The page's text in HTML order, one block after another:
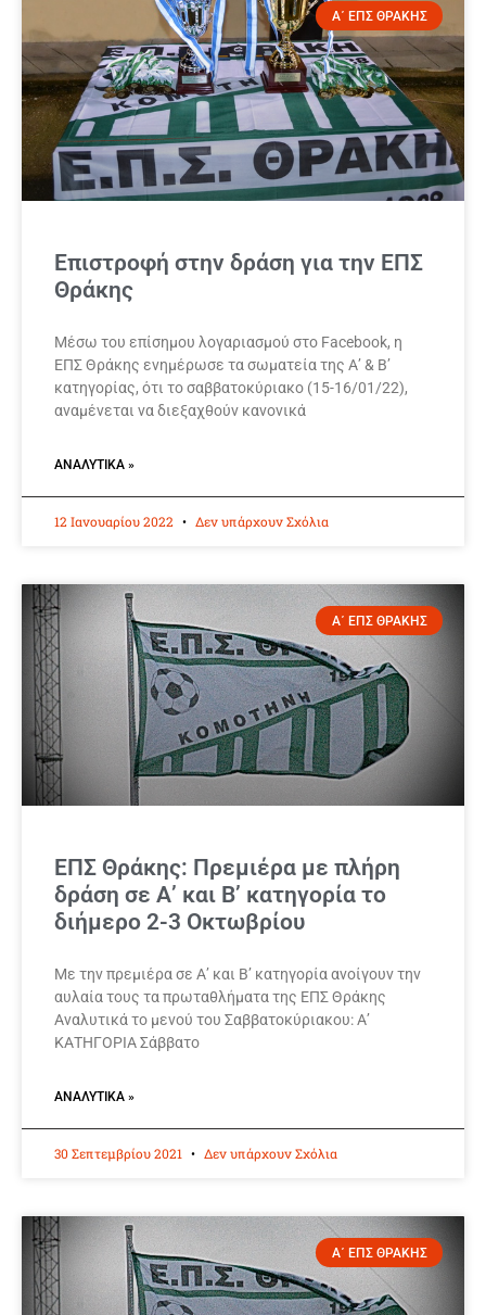
Α΄ ΕΠΣ ΘΡΑΚΗΣ
Επιστροφή στην δράση για την ΕΠΣ
Θράκης
Μέσω του επίσημου λογαριασμού στο Facebook, η
ΕΠΣ Θράκης ενημέρωσε τα σωματεία της Α’ & Β’
κατηγορίας, ότι το σαββατοκύριακο (15-16/01/22),
αναμένεται να διεξαχθούν κανονικά
ΑΝΑΛΥΤΙΚΆ »
12 Ιανουαρίου 2022 Δεν υπάρχουν Σχόλια
Α΄ ΕΠΣ ΘΡΑΚΗΣ
ΕΠΣ Θράκης: Πρεμιέρα με πλήρη
δράση σε Α’ και Β’ κατηγορία το
διήμερο 2-3 Οκτωβρίου
Με την πρεμιέρα σε Α’ και Β’ κατηγορία ανοίγουν την
αυλαία τους τα πρωταθλήματα της ΕΠΣ Θράκης
Αναλυτικά το μενού του Σαββατοκύριακου: Α’
ΚΑΤΗΓΟΡΙΑ Σάββατο
ΑΝΑΛΥΤΙΚΆ »
30 Σεπτεμβρίου 2021 Δεν υπάρχουν Σχόλια
Α΄ ΕΠΣ ΘΡΑΚΗΣ